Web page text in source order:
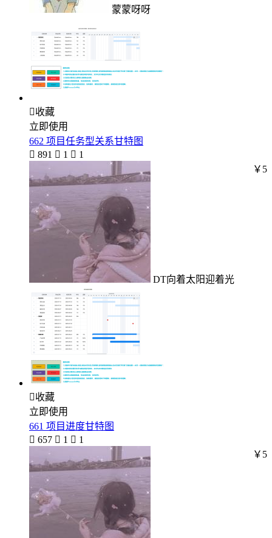
蒙蒙呀呀
收藏
立即使用
662 项目任务型关系甘特图
 891  1  1
DT向着太阳迎着光
￥5
收藏
立即使用
661 项目进度甘特图
 657  1  1
￥5